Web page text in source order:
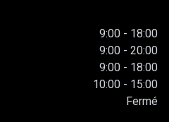
9:00 - 18:00
9:00 - 20:00
9:00 - 18:00
10:00 - 15:00
Fermé